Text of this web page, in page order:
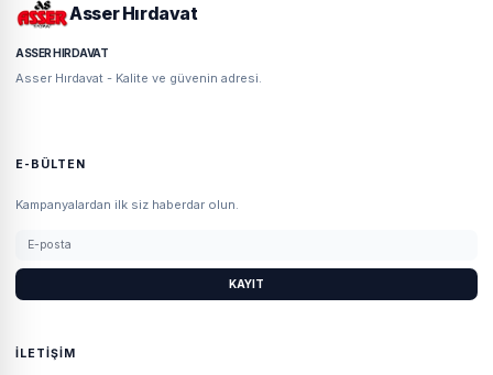
Asser Hırdavat
ASSER HIRDAVAT
Asser Hırdavat - Kalite ve güvenin adresi.
E-BÜLTEN
Kampanyalardan ilk siz haberdar olun.
KAYIT
İLETIŞIM